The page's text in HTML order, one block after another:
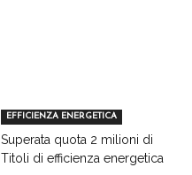
EFFICIENZA ENERGETICA
Superata quota 2 milioni di
Titoli di efficienza energetica